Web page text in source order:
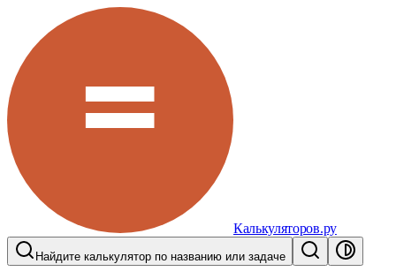
Калькуляторов.ру
Найдите калькулятор по названию или задаче